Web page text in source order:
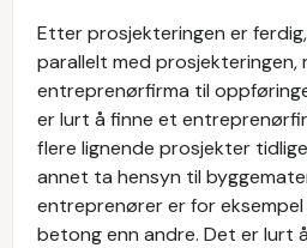
Etter prosjekteringen er
parallelt med prosjekteringen,
entreprenørfirma til
er lurt å finne et
flere lignende prosjekter
annet ta hensyn til
entreprenører er for
betong enn andre. Det er lurt